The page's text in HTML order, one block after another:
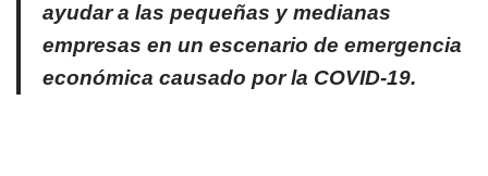
ayudar a las pequeñas y medianas
empresas en un escenario de emergencia
económica causado por la COVID-19.